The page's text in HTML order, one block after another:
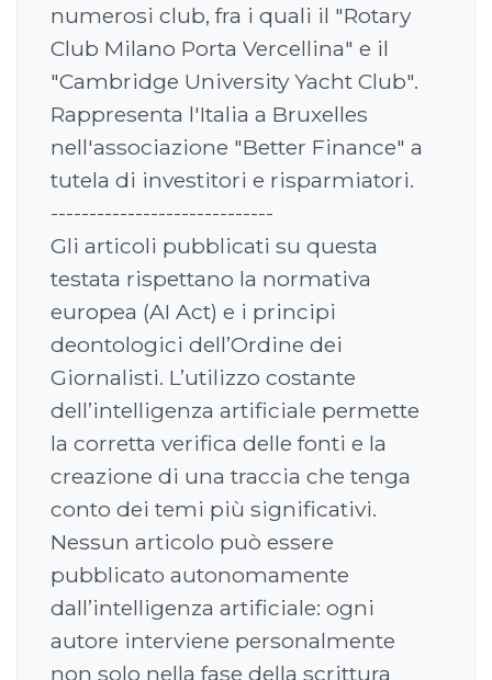
numerosi club, fra i quali il "Rotary
Club Milano Porta Vercellina" e il
"Cambridge University Yacht Club".
Rappresenta l'Italia a Bruxelles
nell'associazione "Better Finance" a
tutela di investitori e risparmiatori.
-----------------------------
Gli articoli pubblicati su questa
testata rispettano la normativa
europea (AI Act) e i principi
deontologici dell’Ordine dei
Giornalisti. L’utilizzo costante
dell’intelligenza artificiale permette
la corretta verifica delle fonti e la
creazione di una traccia che tenga
conto dei temi più significativi.
Nessun articolo può essere
pubblicato autonomamente
dall’intelligenza artificiale: ogni
autore interviene personalmente
non solo nella fase della scrittura